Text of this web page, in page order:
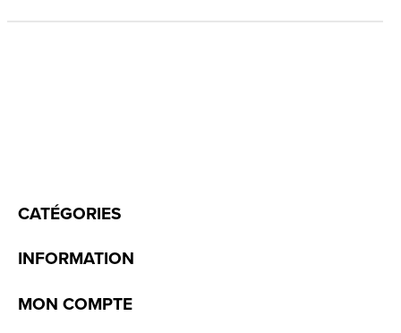
CATÉGORIES
INFORMATION
MON COMPTE